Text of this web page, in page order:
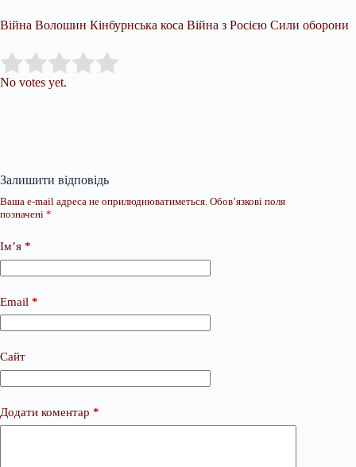
Війна Волошин Кінбурнська коса Війна з Росією Сили оборони
Rate this item:
No votes yet.
Залишити відповідь
Ваша e-mail адреса не оприлюднюватиметься. Обов’язкові поля
позначені *
Ім’я *
Email *
Сайт
Додати коментар *